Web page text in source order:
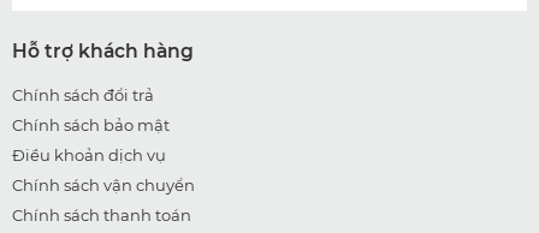
Hỗ trợ khách hàng
Chính sách đổi trả
Chính sách bảo mật
Điều khoản dịch vụ
Chính sách vận chuyển
Chính sách thanh toán